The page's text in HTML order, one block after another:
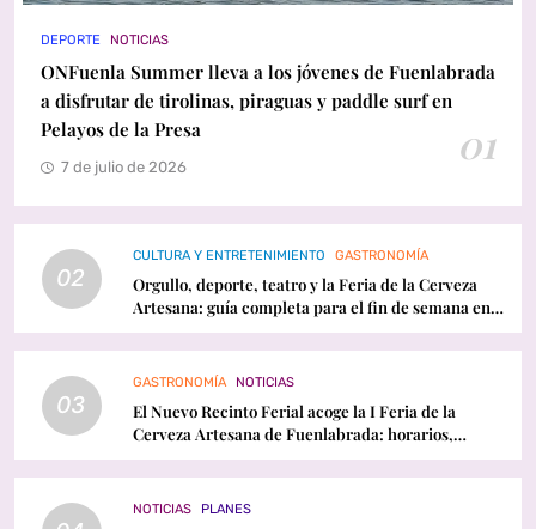
DEPORTE NOTICIAS
ONFuenla Summer lleva a los jóvenes de Fuenlabrada
a disfrutar de tirolinas, piraguas y paddle surf en
Pelayos de la Presa
01
7 de julio de 2026
02
CULTURA Y ENTRETENIMIENTO GASTRONOMÍA
Orgullo, deporte, teatro y la Feria de la Cerveza
Artesana: guía completa para el fin de semana en
Fuenlabrada
03
GASTRONOMÍA NOTICIAS
El Nuevo Recinto Ferial acoge la I Feria de la
Cerveza Artesana de Fuenlabrada: horarios,
conciertos y programación
NOTICIAS PLANES